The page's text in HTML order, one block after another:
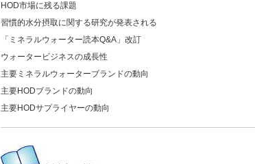
HOD市場に残る課題
習慣的水分摂取に関する研究が発表される
「ミネラルウォーター読本Q&A」改訂
ウォータービジネスの成長性
主要ミネラルウォーターブランドの動向
主要HODブランドの動向
主要HODサプライヤーの動向